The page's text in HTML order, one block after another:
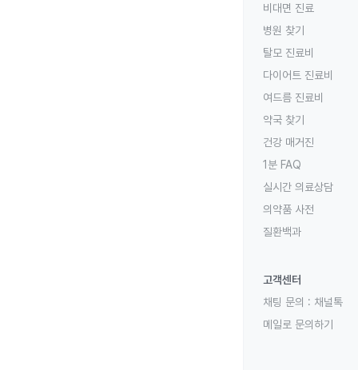
비대면 진료
병원 찾기
탈모 진료비
다이어트 진료비
여드름 진료비
약국 찾기
건강 매거진
1분 FAQ
실시간 의료상담
의약품 사전
질환백과
고객센터
채팅 문의 : 채널톡
메일로 문의하기